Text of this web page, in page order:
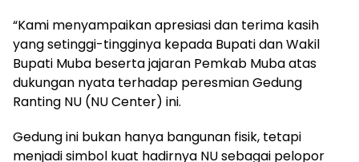
“Kami menyampaikan apresiasi dan terima kasih
yang setinggi-tingginya kepada Bupati dan Wakil
Bupati Muba beserta jajaran Pemkab Muba atas
dukungan nyata terhadap peresmian Gedung
Ranting NU (NU Center) ini.
Gedung ini bukan hanya bangunan fisik, tetapi
menjadi simbol kuat hadirnya NU sebagai pelopor